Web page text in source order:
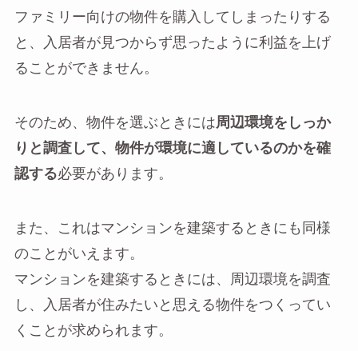
ファミリー向けの物件を購入してしまったりする
と、入居者が見つからず思ったように利益を上げ
ることができません。
そのため、物件を選ぶときには周辺環境をしっか
りと調査して、物件が環境に適しているのかを確
認する必要があります。
また、これはマンションを建築するときにも同様
のことがいえます。
マンションを建築するときには、周辺環境を調査
し、入居者が住みたいと思える物件をつくってい
くことが求められます。